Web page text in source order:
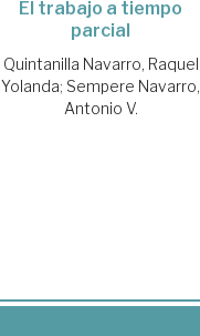
El trabajo a tiempo
parcial
Quintanilla Navarro, Raquel
Yolanda; Sempere Navarro,
Antonio V.